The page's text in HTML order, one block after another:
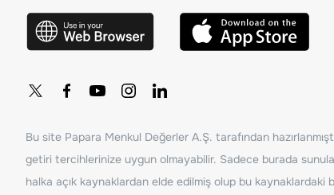
Bu site Papara Menkul Değerler A.Ş. tarafından
getiri tercihlerinize uygun olmayabilir. Sadece burada
halka açık kaynaklardan elde edilmiş olup bu